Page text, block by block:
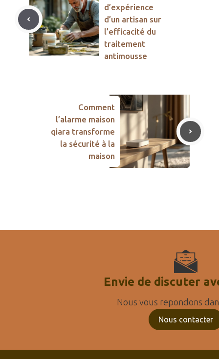
d’expérience
d’un artisan sur
l’efficacité du
traitement
antimousse
Comment
l’alarme maison
qiara transforme
la sécurité à la
maison
Envie de discuter
Nous vous repondons
Nous contacter